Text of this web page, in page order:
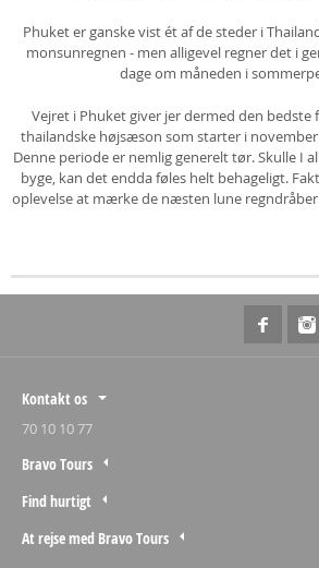
Phuket er ganske vist ét af de steder i
monsunregnen - men alligevel regner det i
dage om måneden i
Vejret i Phuket giver jer dermed den bedste
thailandske højsæson som starter i
Denne periode er nemlig generelt tør. Skulle I
byge, kan det endda føles helt behageligt.
oplevelse at mærke de næsten lune
Kontakt os
70 10 10 77
Bravo Tours
Find hurtigt
At rejse med Bravo Tours